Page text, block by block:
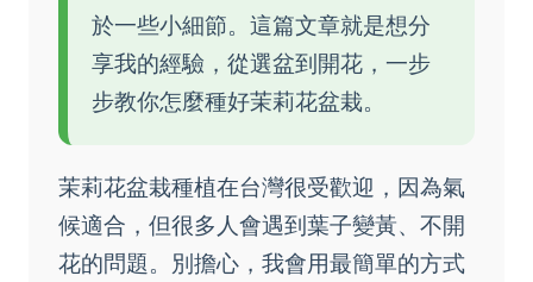
於一些小細節。這篇文章就是想分
享我的經驗，從選盆到開花，一步
步教你怎麼種好茉莉花盆栽。
茉莉花盆栽種植在台灣很受歡迎，因為氣
候適合，但很多人會遇到葉子變黃、不開
花的問題。別擔心，我會用最簡單的方式